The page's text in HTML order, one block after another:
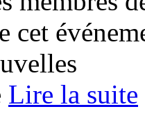
cet
Lire la suite